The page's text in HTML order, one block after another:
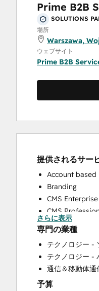
Prime B2B
SOLUTIONS
場所
Warszawa,
ウェブサイト
Prime B2B
提供されるサー
Account
Branding
CMS
CMS
Community
Content Creation
Conversational
CRM
CRM Migration
Custom API
さらに表示
専門の業種
テクノロジー -
テクノロジー -
通信＆移動体通
予算